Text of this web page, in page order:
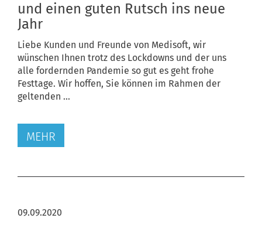
und einen guten Rutsch ins neue
Jahr
Liebe Kunden und Freunde von Medisoft, wir
wünschen Ihnen trotz des Lockdowns und der uns
alle fordernden Pandemie so gut es geht frohe
Festtage. Wir hoffen, Sie können im Rahmen der
geltenden ...
MEHR
09.09.2020